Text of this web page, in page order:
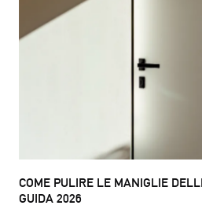
COME PULIRE LE MANIGLIE
GUIDA 2026